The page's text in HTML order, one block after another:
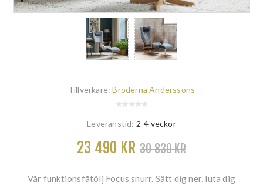
Tillverkare: Bröderna Anderssons
Leveranstid: 2-4 veckor
23 490 KR 30 830 KR
Vår funktionsfåtölj Focus snurr. Sätt dig ner, luta dig